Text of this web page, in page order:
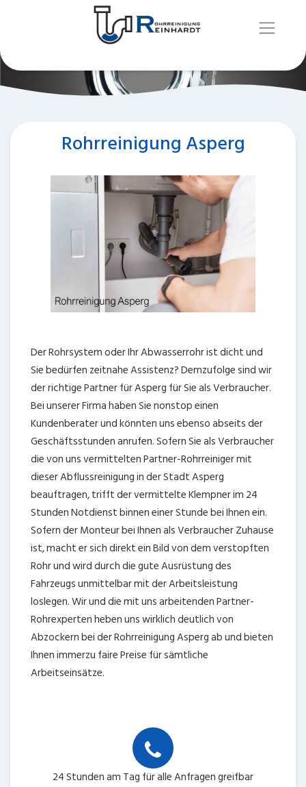
Rohrreinigung Asperg
Der Rohrsystem oder Ihr Abwasserrohr ist dicht und
Sie bedürfen zeitnahe Assistenz? Demzufolge sind wir
der richtige Partner für Asperg für Sie als Verbraucher.
Bei unserer Firma haben Sie nonstop einen
Kundenberater und könnten uns ebenso abseits der
Geschäftsstunden anrufen. Sofern Sie als Verbraucher
die von uns vermittelten Partner-Rohrreiniger mit
dieser Abflussreinigung in der Stadt Asperg
beauftragen, trifft der vermittelte Klempner im 24
Stunden Notdienst binnen einer Stunde bei Ihnen ein.
Sofern der Monteur bei Ihnen als Verbraucher Zuhause
ist, macht er sich direkt ein Bild von dem verstopften
Rohr und wird durch die gute Ausrüstung des
Fahrzeugs unmittelbar mit der Arbeitsleistung
loslegen. Wir und die mit uns arbeitenden Partner-
Rohrexperten heben uns wirklich deutlich von
Abzockern bei der Rohrreinigung Asperg ab und bieten
Ihnen immerzu faire Preise für sämtliche
Arbeitseinsätze.
24 Stunden am Tag für alle Anfragen greifbar